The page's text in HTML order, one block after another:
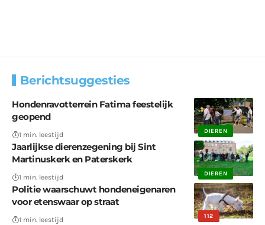
Berichtsuggesties
DIEREN
Hondenravotterrein Fatima feestelijk
geopend
1 min. leestijd
DIEREN
Jaarlijkse dierenzegening bij Sint
Martinuskerk en Paterskerk
1 min. leestijd
112
Politie waarschuwt hondeneigenaren
voor etenswaar op straat
1 min. leestijd